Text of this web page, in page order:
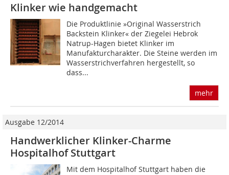
Klinker wie handgemacht
Die Produktlinie »Original Wasserstrich
Backstein Klinker« der Ziegelei Hebrok
Natrup-Hagen bietet Klinker im
Manufakturcharakter. Die Steine werden im
Wasserstrichverfahren hergestellt, so
dass...
mehr
Ausgabe 12/2014
Handwerklicher Klinker-Charme
Hospitalhof Stuttgart
Mit dem Hospitalhof Stuttgart haben die